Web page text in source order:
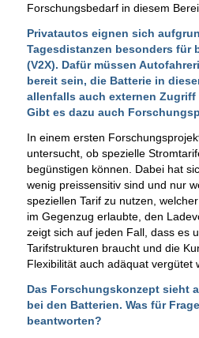
Forschungsbedarf in diesem
Privatautos eignen sich
Tagesdistanzen besonders für
(V2X). Dafür müssen
bereit sein, die Batterie in
allenfalls auch externen Zugriff
Gibt es dazu auch
In einem ersten
untersucht, ob spezielle
begünstigen können. Dabei hat
wenig preissensitiv sind und nur
speziellen Tarif zu nutzen,
im Gegenzug erlaubte, den
zeigt sich auf jeden Fall, dass es
Tarifstrukturen braucht und die
Flexibilität auch adäquat vergütet
Das Forschungskonzept sieht
bei den Batterien. Was für
beantworten?